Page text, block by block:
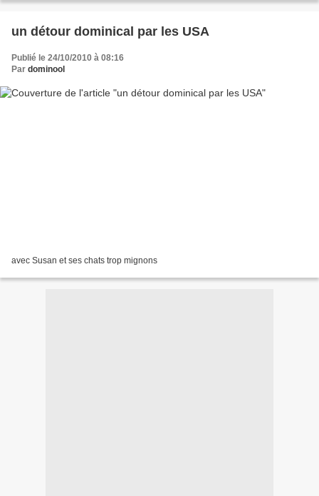
un détour dominical par les USA
Publié le 24/10/2010 à 08:16
Par dominool
avec Susan et ses chats trop mignons